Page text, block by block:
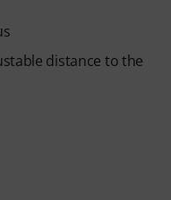
distance to the